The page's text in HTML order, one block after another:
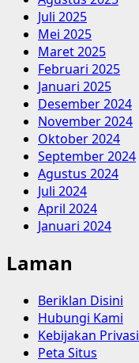
Juli 2025
Mei 2025
Maret 2025
Februari 2025
Januari 2025
Desember 2024
November 2024
Oktober 2024
September 2024
Agustus 2024
Juli 2024
April 2024
Januari 2024
Laman
Beriklan Disini
Hubungi Kami
Kebijakan Privasi
Peta Situs